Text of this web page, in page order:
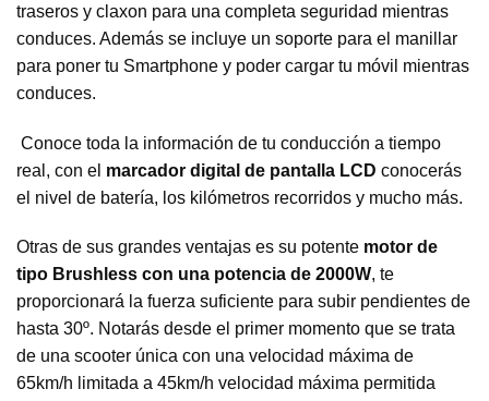
traseros y claxon para una completa seguridad mientras
conduces. Además se incluye un soporte para el manillar
para poner tu Smartphone y poder cargar tu móvil mientras
conduces.
Conoce toda la información de tu conducción a tiempo
real, con el marcador digital de pantalla LCD conocerás
el nivel de batería, los kilómetros recorridos y mucho más.
Otras de sus grandes ventajas es su potente motor de
tipo Brushless con una potencia de 2000W, te
proporcionará la fuerza suficiente para subir pendientes de
hasta 30º. Notarás desde el primer momento que se trata
de una scooter única con una velocidad máxima de
65km/h limitada a 45km/h velocidad máxima permitida